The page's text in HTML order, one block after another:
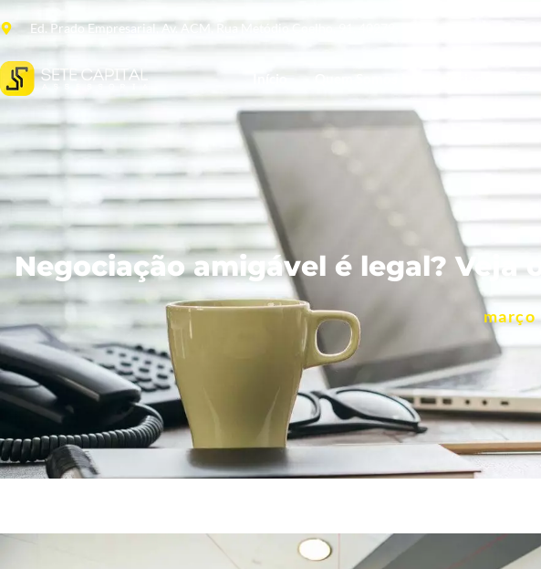
Ed. Prado Empresarial, Av. ACM, Rua Metódio Coelho, 91. 40279-120
Negociação amigável é legal? Veja
março